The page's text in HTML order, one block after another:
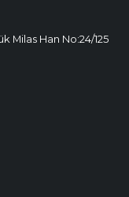
Milas Han No:24/125